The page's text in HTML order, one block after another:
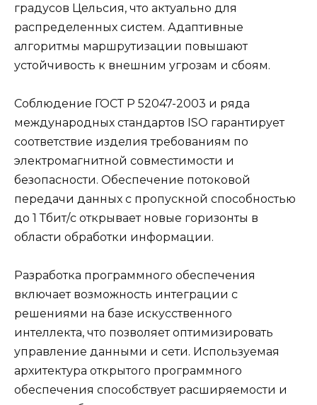
градусов Цельсия, что актуально для
распределенных систем. Адаптивные
алгоритмы маршрутизации повышают
устойчивость к внешним угрозам и сбоям.
Соблюдение ГОСТ Р 52047-2003 и ряда
международных стандартов ISO гарантирует
соответствие изделия требованиям по
электромагнитной совместимости и
безопасности. Обеспечение потоковой
передачи данных с пропускной способностью
до 1 Тбит/с открывает новые горизонты в
области обработки информации.
Разработка программного обеспечения
включает возможность интеграции с
решениями на базе искусственного
интеллекта, что позволяет оптимизировать
управление данными и сети. Используемая
архитектура открытого программного
обеспечения способствует расширяемости и